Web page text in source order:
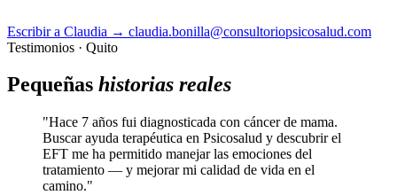
Escribir a Claudia → claudia.bonilla@consultoriopsicosalud.com
Testimonios · Quito
Pequeñas historias reales
"Hace 7 años fui diagnosticada con cáncer de mama.
Buscar ayuda terapéutica en Psicosalud y descubrir el
EFT me ha permitido manejar las emociones del
tratamiento — y mejorar mi calidad de vida en el
camino."